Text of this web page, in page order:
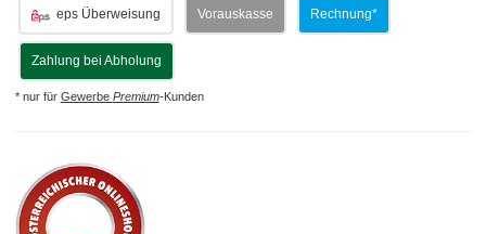
eps Überweisung Vorauskasse Rechnung*
Zahlung bei Abholung
* nur für Gewerbe Premium-Kunden